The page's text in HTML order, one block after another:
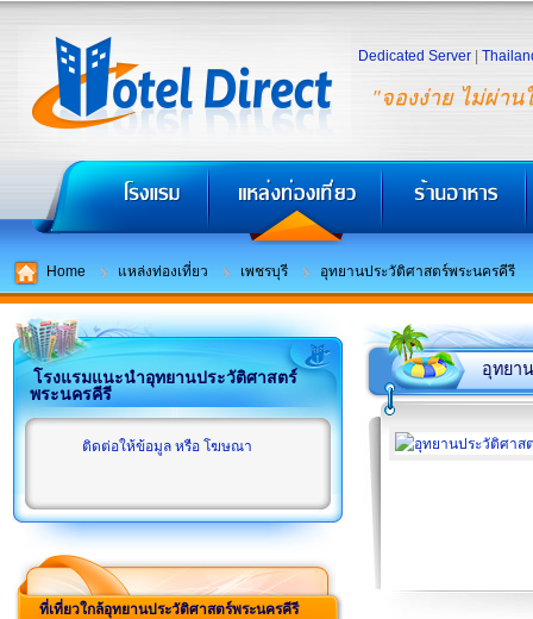
"จองง่าย ไม่ผ่าน
Dedicated Server
Home แหล่งท่องเที่ยว เพชรบุรี อุทยานประวัติศาสตร์พระนครคีรี
โรงแรมแนะนำอุทยานประวัติศาสตร์
พระนครคีรี
ติดต่อให้ข้อมูล หรือ โฆษณา
ที่เที่ยวใกล้อุทยานประวัติศาสตร์พระนครคีรี
อุทยา